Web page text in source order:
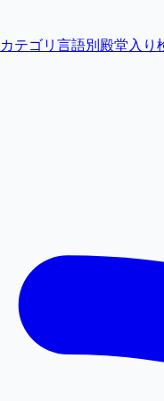
カテゴリ 言語別殿堂入り